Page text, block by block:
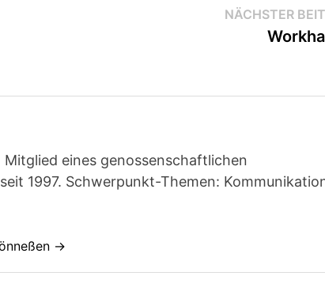
NÄCHSTER
eines genossenschaftlichen
1997. Schwerpunkt-Themen:
→